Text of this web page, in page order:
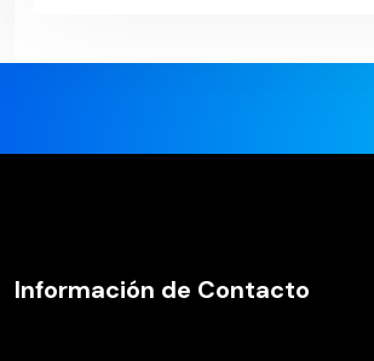
Información de Contacto